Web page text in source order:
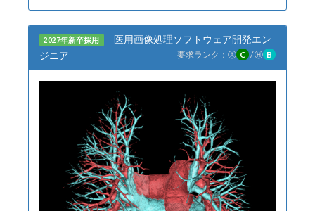
2027年新卒採用
医用画像処理ソフトウェア開発エン
ジニア
要求ランク： Ⓐ C /Ⓗ B